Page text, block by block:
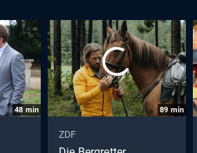
48 min 89 min
ZDF